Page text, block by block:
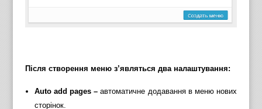
Після створення меню з’являться два налаштування:
Auto add pages – автоматичне додавання в меню нових
сторінок.